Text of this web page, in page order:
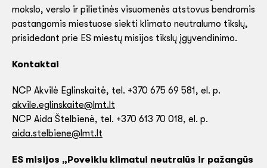
mokslo, verslo ir pilietinės visuomenės atstovus bendromis
pastangomis miestuose siekti klimato neutralumo tikslų,
prisidedant prie ES miestų misijos tikslų įgyvendinimo.
Kontaktai
NCP Akvilė Eglinskaitė, tel. +370 675 69 581, el. p.
akvile.eglinskaite@lmt.lt
NCP Aida Štelbienė, tel. +370 613 70 018, el. p.
aida.stelbiene@lmt.lt
ES misijos „Poveikiu klimatui neutralūs ir pažangūs